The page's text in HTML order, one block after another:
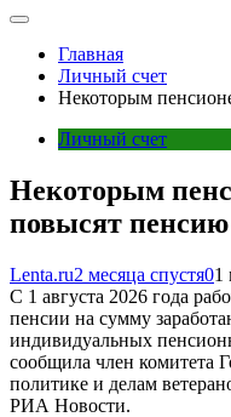
Главная
Личный счет
Некоторым
Личный счет
Некоторым
повысят пенсию
Lenta.ru2 месяца спустя01
С 1 августа 2026 года
пенсии на сумму
индивидуальных
сообщила член комитета
политике и делам
РИА Новости.